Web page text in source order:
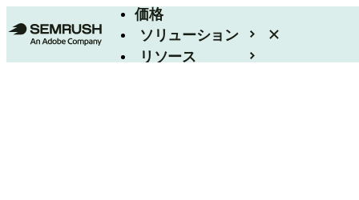
価格
ソリューション
リソース